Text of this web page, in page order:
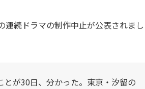
続ドラマの制作中止が公表されまし
とが30日、分かった。東京・汐留の